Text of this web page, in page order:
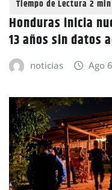
Honduras inicia
13 años sin datos
noticias Ago